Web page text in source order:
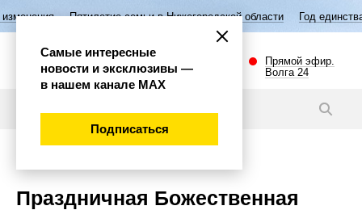
семьи в Нижегородской области Год единства народов
Прямой эфир.
Волга 24
Праздничная Божественная
Самые интересные
новости и эксклюзивы —
в нашем канале МАХ
Подписаться